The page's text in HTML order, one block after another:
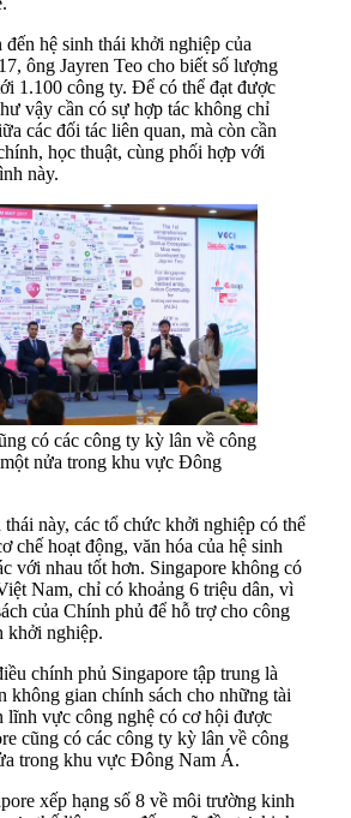
hệ sinh thái khởi nghiệp của
ông Jayren Teo cho biết số lượng
1.100 công ty. Để có thể đạt được
vậy cần có sự hợp tác không chỉ
các đối tác liên quan, mà còn cần
học thuật, cùng phối hợp với
này.
có các công ty kỳ lân về công
nửa trong khu vực Đông
này, các tổ chức khởi nghiệp có thể
chế hoạt động, văn hóa của hệ sinh
với nhau tốt hơn. Singapore không có
Nam, chỉ có khoảng 6 triệu dân, vì
của Chính phủ để hỗ trợ cho công
khởi nghiệp.
chính phủ Singapore tập trung là
không gian chính sách cho những tài
lĩnh vực công nghệ có cơ hội được
cũng có các công ty kỳ lân về công
trong khu vực Đông Nam Á.
xếp hạng số 8 về môi trường kinh